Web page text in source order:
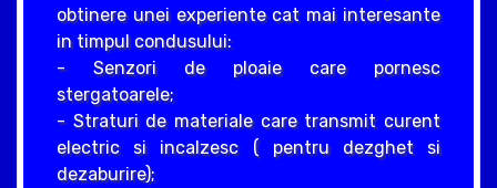
obtinere unei experiente cat mai interesante
in timpul condusului:
- Senzori de ploaie care pornesc
stergatoarele;
- Straturi de materiale care transmit curent
electric si incalzesc ( pentru dezghet si
dezaburire);